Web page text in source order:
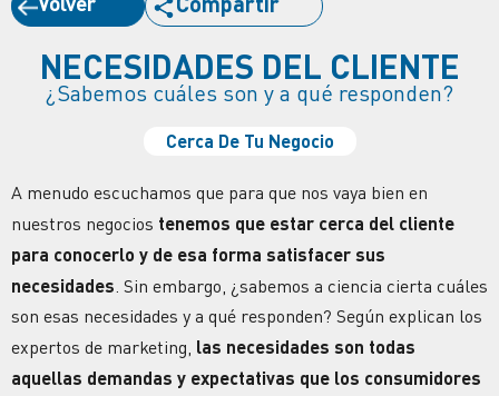
NECESIDADES DEL CLIENTE
¿Sabemos cuáles son y a qué responden?
Cerca De Tu Negocio
A menudo escuchamos que para que nos vaya bien en
nuestros negocios tenemos que estar cerca del cliente
para conocerlo y de esa forma satisfacer sus
necesidades . Sin embargo, ¿sabemos a ciencia cierta cuáles
son esas necesidades y a qué responden? Según explican los
expertos de marketing, las necesidades son todas
aquellas demandas y expectativas que los consumidores